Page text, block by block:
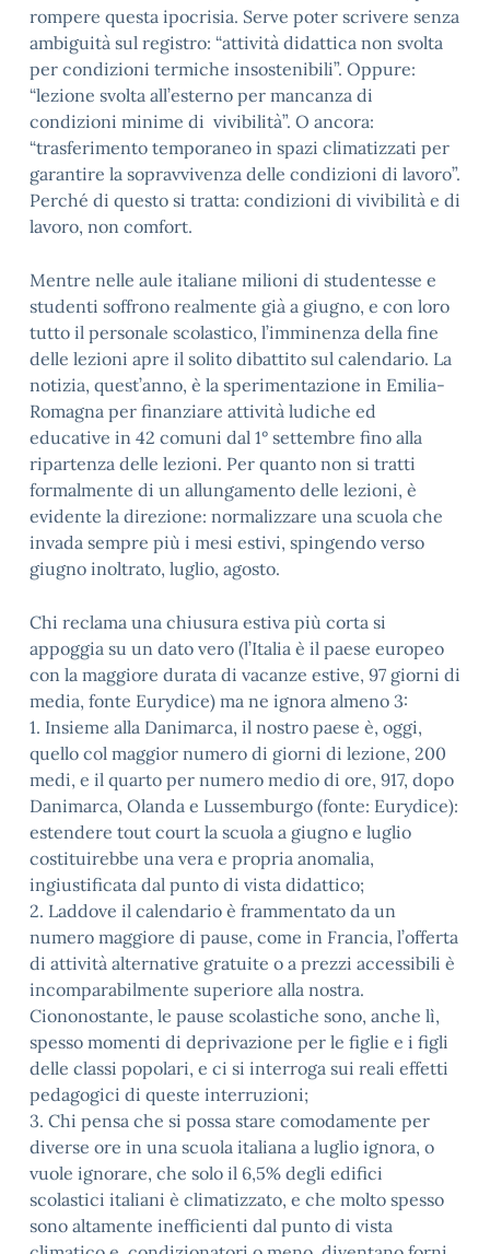
rompere questa ipocrisia. Serve poter scrivere senza
ambiguità sul registro: “attività didattica non svolta
per condizioni termiche insostenibili”. Oppure:
“lezione svolta all’esterno per mancanza di
condizioni minime di vivibilità”. O ancora:
“trasferimento temporaneo in spazi climatizzati per
garantire la sopravvivenza delle condizioni di lavoro”.
Perché di questo si tratta: condizioni di vivibilità e di
lavoro, non comfort.
Mentre nelle aule italiane milioni di studentesse e
studenti soffrono realmente già a giugno, e con loro
tutto il personale scolastico, l’imminenza della fine
delle lezioni apre il solito dibattito sul calendario. La
notizia, quest’anno, è la sperimentazione in Emilia-
Romagna per finanziare attività ludiche ed
educative in 42 comuni dal 1° settembre fino alla
ripartenza delle lezioni. Per quanto non si tratti
formalmente di un allungamento delle lezioni, è
evidente la direzione: normalizzare una scuola che
invada sempre più i mesi estivi, spingendo verso
giugno inoltrato, luglio, agosto.
Chi reclama una chiusura estiva più corta si
appoggia su un dato vero (l’Italia è il paese europeo
con la maggiore durata di vacanze estive, 97 giorni di
media, fonte Eurydice) ma ne ignora almeno 3:
1. Insieme alla Danimarca, il nostro paese è, oggi,
quello col maggior numero di giorni di lezione, 200
medi, e il quarto per numero medio di ore, 917, dopo
Danimarca, Olanda e Lussemburgo (fonte: Eurydice):
estendere tout court la scuola a giugno e luglio
costituirebbe una vera e propria anomalia,
ingiustificata dal punto di vista didattico;
2. Laddove il calendario è frammentato da un
numero maggiore di pause, come in Francia, l’offerta
di attività alternative gratuite o a prezzi accessibili è
incomparabilmente superiore alla nostra.
Ciononostante, le pause scolastiche sono, anche lì,
spesso momenti di deprivazione per le figlie e i figli
delle classi popolari, e ci si interroga sui reali effetti
pedagogici di queste interruzioni;
3. Chi pensa che si possa stare comodamente per
diverse ore in una scuola italiana a luglio ignora, o
vuole ignorare, che solo il 6,5% degli edifici
scolastici italiani è climatizzato, e che molto spesso
sono altamente inefficienti dal punto di vista